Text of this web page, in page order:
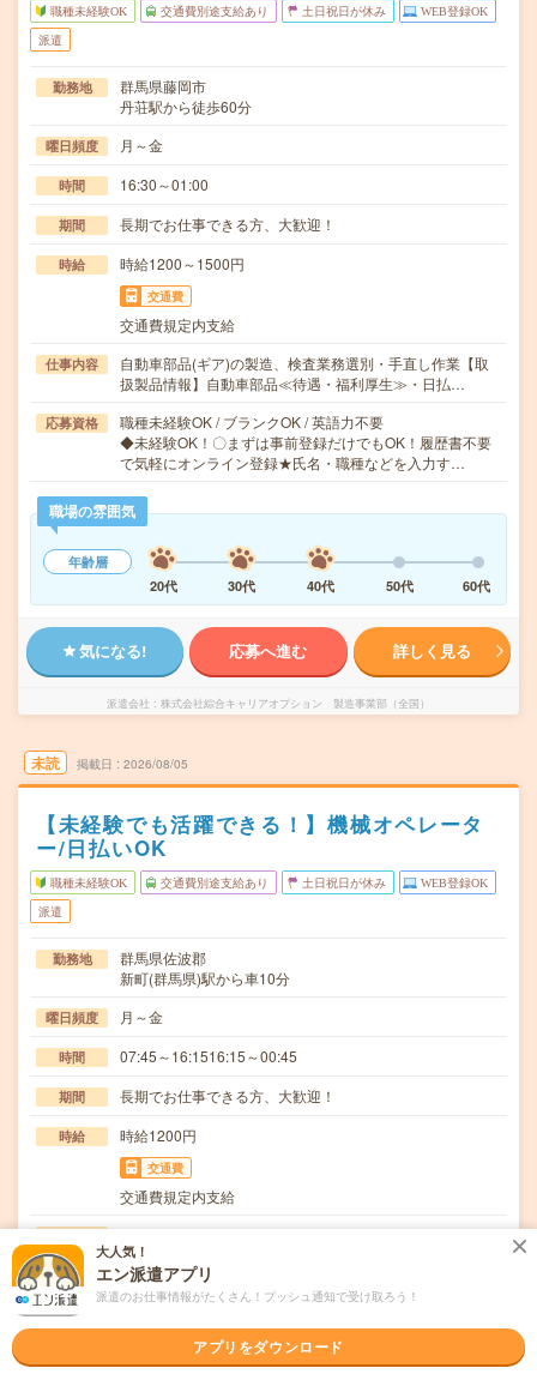
職種未経験OK 交通費別途支給あり 土日祝日が休み WEB登録OK
派遣
勤務地
群馬県藤岡市
丹荘駅から徒歩60分
曜日頻度 月～金
時間 16:30～01:00
期間 長期でお仕事できる方、大歓迎！
時給 時給1200～1500円
交通費
交通費規定内支給
仕事内容
自動車部品(ギア)の製造、検査業務選別・手直し作業【取
扱製品情報】自動車部品≪待遇・福利厚生≫・日払…
応募資格
職種未経験OK / ブランクOK / 英語力不要
◆未経験OK！〇まずは事前登録だけでもOK！履歴書不要
で気軽にオンライン登録★氏名・職種などを入力す…
職場の雰囲気
年齢層
20代
30代 40代 50代 60代
気になる! 応募へ進む 詳しく見る
派遣会社 株式会社綜合キャリアオプション 製造事業部（全国）
未読 掲載日 2026/08/05
【未経験でも活躍できる！】機械オペレータ
ー/日払いOK
職種未経験OK 交通費別途支給あり 土日祝日が休み WEB登録OK
派遣
勤務地
群馬県佐波郡
新町(群馬県)駅から車10分
曜日頻度 月～金
時間 07:45～16:1516:15～00:45
期間 長期でお仕事できる方、大歓迎！
時給 時給1200円
交通費
交通費規定内支給
加工作業業務(部品着脱、バリ取り、エアーブロー等の補助
作業)【取扱製品情報】電動ドライバー≪待遇・福…
応募資格
職種未経験OK / ブランクOK / 英語力不要
で気軽にオンライン登録★氏名・職種などを入力す…
大人気！
エン派遣アプリ
派遣のお仕事情報がたくさん！プッシュ通知で受け取ろう！
アプリをダウンロード